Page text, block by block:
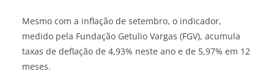
Mesmo com a inflação de setembro, o indicador,
medido pela Fundação Getulio Vargas (FGV), acumula
taxas de deflação de 4,93% neste ano e de 5,97% em 12
meses.